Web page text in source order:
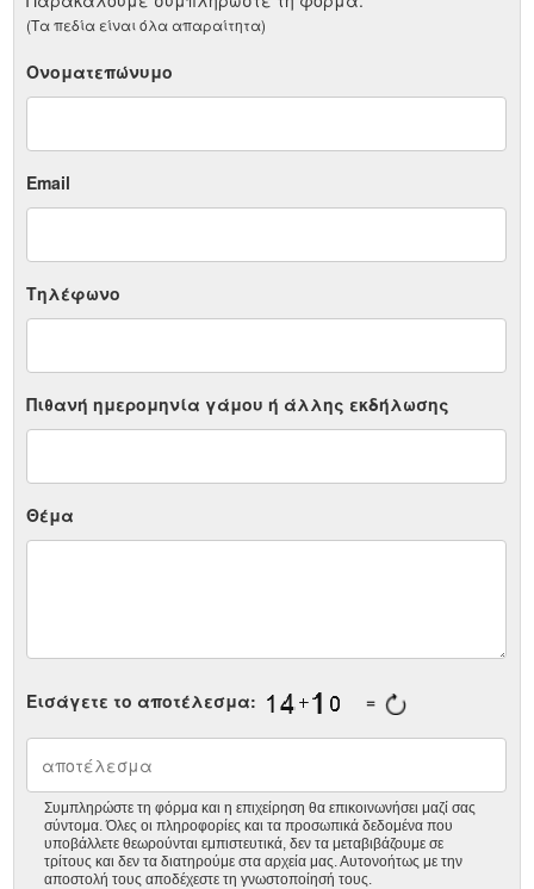
(Τα πεδία είναι όλα απαραίτητα)
Ονοματεπώνυμο
Email
Τηλέφωνο
Πιθανή ημερομηνία γάμου ή άλλης εκδήλωσης
Θέμα
Εισάγετε το αποτέλεσμα: =
Συμπληρώστε τη φόρμα και η επιχείρηση θα επικοινωνήσει μαζί σας
σύντομα. Όλες οι πληροφορίες και τα προσωπικά δεδομένα που
υποβάλλετε θεωρούνται εμπιστευτικά, δεν τα μεταβιβάζουμε σε
τρίτους και δεν τα διατηρούμε στα αρχεία μας. Αυτονοήτως με την
αποστολή τους αποδέχεστε τη γνωστοποίησή τους.